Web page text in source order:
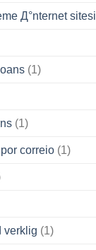
Д°nternet sitesi
(1)
(1)
correio (1)
verklig (1)